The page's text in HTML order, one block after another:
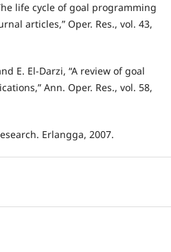
life cycle of goal programming
articles,” Oper. Res., vol. 43,
E. El-Darzi, “A review of goal
Ann. Oper. Res., vol. 58,
Erlangga, 2007.